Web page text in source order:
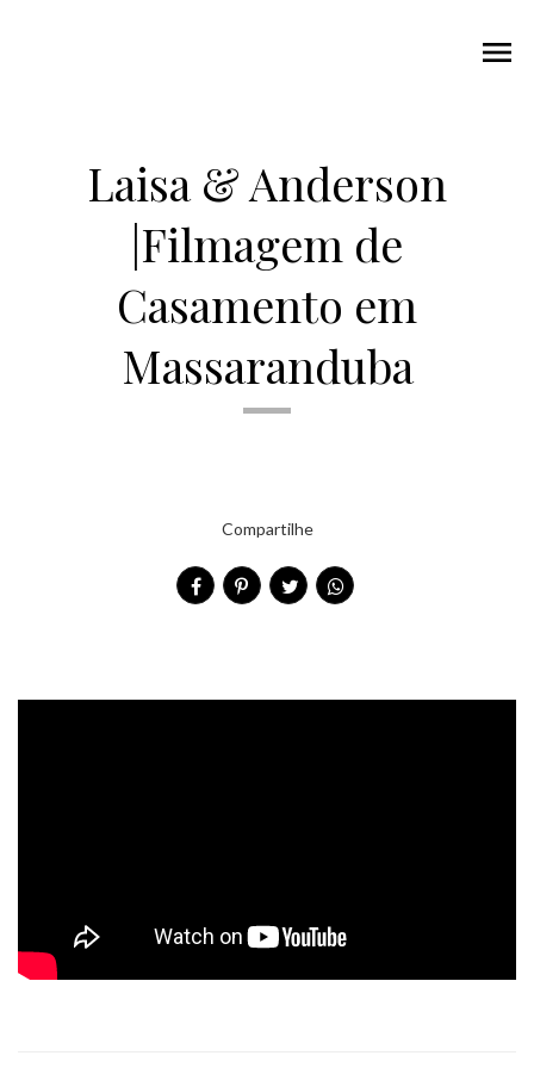
menu
Laisa & Anderson
|Filmagem de
Casamento em
Massaranduba
Compartilhe